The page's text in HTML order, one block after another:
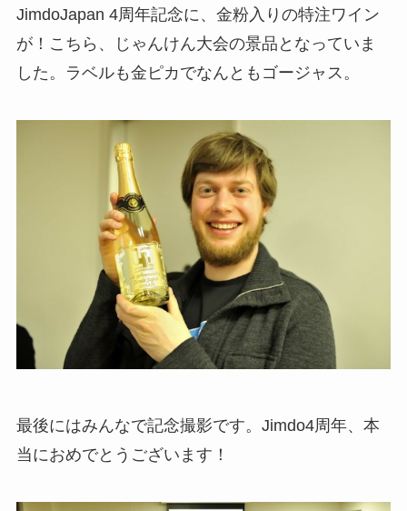
JimdoJapan 4周年記念に、金粉入りの特注ワイン
が！こちら、じゃんけん大会の景品となっていま
した。ラベルも金ピカでなんともゴージャス。
最後にはみんなで記念撮影です。Jimdo4周年、本
当におめでとうございます！